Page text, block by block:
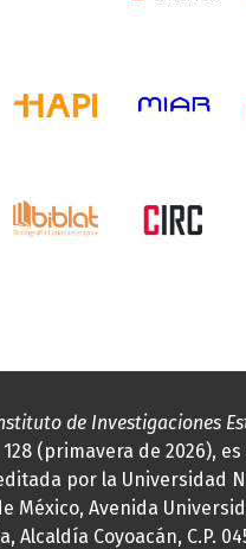
de Investigaciones
128 (primavera de 2026),
por la Universidad
México, Avenida
Alcaldía Coyoacán, C.P.